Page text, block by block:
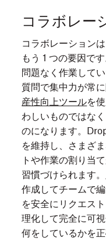
コラボレー
コラボレーション
もう 1 つの要因で
問題なく作業して
質問で集中力が常
産性向上ツールを
わしいものではな
のになります。
を維持し、さまざ
トや作業の割り当
習慣づけられます。
作成してチームで
を安全にリクエス
理化して完全に可
何をしているかを